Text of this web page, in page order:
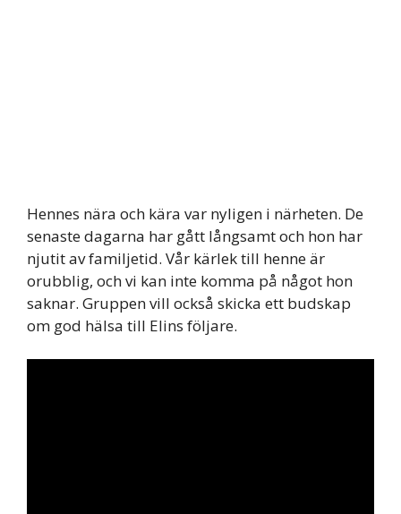
Hennes nära och kära var nyligen i närheten. De
senaste dagarna har gått långsamt och hon har
njutit av familjetid. Vår kärlek till henne är
orubblig, och vi kan inte komma på något hon
saknar. Gruppen vill också skicka ett budskap
om god hälsa till Elins följare.